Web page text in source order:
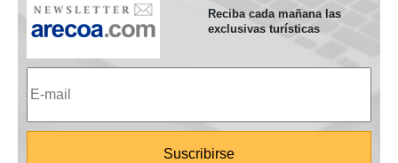
Reciba cada mañana las
exclusivas turísticas